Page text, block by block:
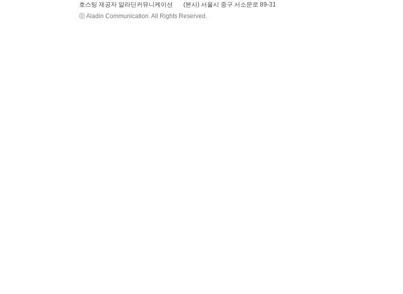
호스팅 제공자 알라딘커뮤니케이션
(본사) 서울시 중구 서소문로 89-31
ⓒ Aladin Communication. All Rights Reserved.